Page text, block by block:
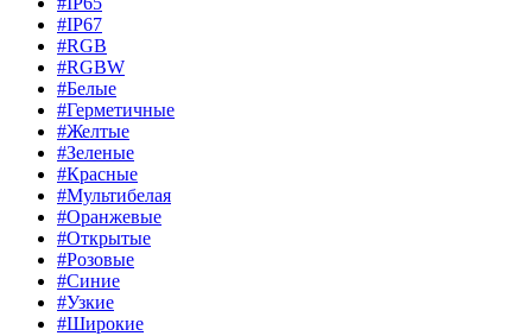
#IP67
#RGB
#RGBW
#Белые
#Герметичные
#Желтые
#Зеленые
#Красные
#Мультибелая
#Оранжевые
#Открытые
#Розовые
#Синие
#Узкие
#Широкие